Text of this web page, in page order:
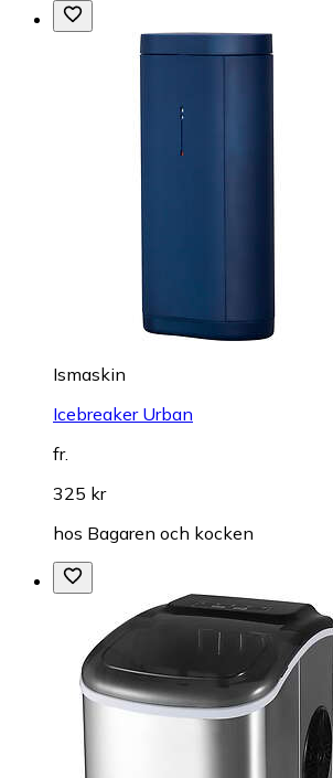
Ismaskin
Icebreaker Urban
fr.
325 kr
hos Bagaren och kocken